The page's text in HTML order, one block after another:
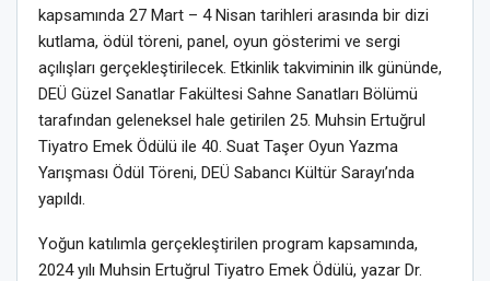
kapsamında 27 Mart – 4 Nisan tarihleri arasında bir dizi
kutlama, ödül töreni, panel, oyun gösterimi ve sergi
açılışları gerçekleştirilecek. Etkinlik takviminin ilk gününde,
DEÜ Güzel Sanatlar Fakültesi Sahne Sanatları Bölümü
tarafından geleneksel hale getirilen 25. Muhsin Ertuğrul
Tiyatro Emek Ödülü ile 40. Suat Taşer Oyun Yazma
Yarışması Ödül Töreni, DEÜ Sabancı Kültür Sarayı’nda
yapıldı.
Yoğun katılımla gerçekleştirilen program kapsamında,
2024 yılı Muhsin Ertuğrul Tiyatro Emek Ödülü, yazar Dr.